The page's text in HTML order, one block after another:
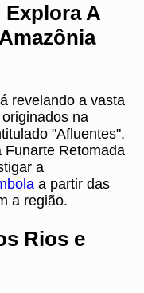
A
revelando a vasta
na
"Afluentes",
Funarte Retomada
a
a partir das
a região.
Rios e